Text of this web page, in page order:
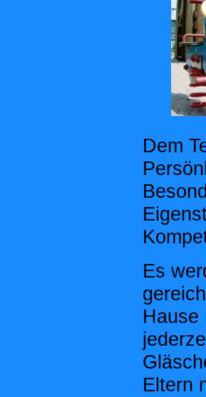
Dem
Es
Hause
Eltern